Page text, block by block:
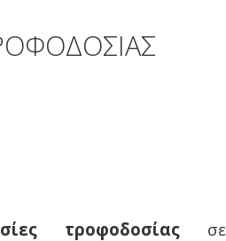
τροφοδοσίας σε